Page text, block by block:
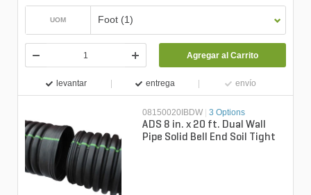
UOM Foot (1)
Agregar al Carrito
levantar entrega envío
08150020IBDW 3 Options
ADS 8 in. x 20 ft. Dual Wall
Pipe Solid Bell End Soil Tight